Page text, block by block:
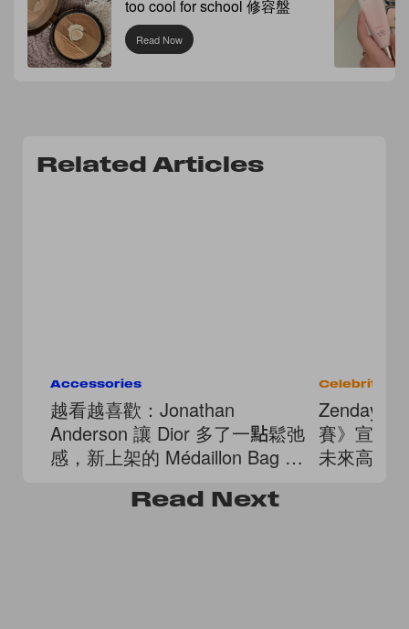
too cool for school 修容盤
Read Now
Related Articles
Accessories
越看越喜歡：Jonathan
Anderson 讓 Dior 多了一點鬆弛
感，新上架的 Médaillon Bag 就
Celebrities
Zendaya
賽》宣傳
未來高訂
Read Next